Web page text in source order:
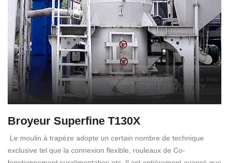
Broyeur Superfine T130X
Le moulin à trapèze adopte un certain nombre de technique
exclusive tel que la connexion flexible, rouleaux de Co-